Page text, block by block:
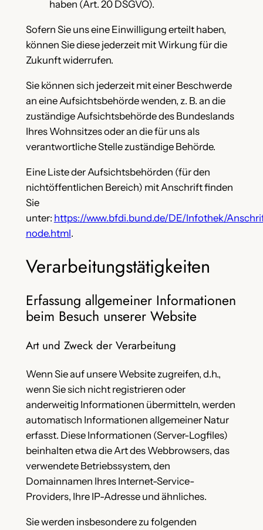
haben (Art. 20 DSGVO).
Sofern Sie uns eine Einwilligung erteilt haben,
können Sie diese jederzeit mit Wirkung für die
Zukunft widerrufen.
Sie können sich jederzeit mit einer Beschwerde
an eine Aufsichtsbehörde wenden, z. B. an die
zuständige Aufsichtsbehörde des Bundeslands
Ihres Wohnsitzes oder an die für uns als
verantwortliche Stelle zuständige Behörde.
Eine Liste der Aufsichtsbehörden (für den
nichtöffentlichen Bereich) mit Anschrift finden
Sie
unter: https://www.bfdi.bund.de/DE/Infothek/
node.html.
Verarbeitungstätigkeiten
Erfassung allgemeiner Informationen
beim Besuch unserer Website
Art und Zweck der Verarbeitung
Wenn Sie auf unsere Website zugreifen, d.h.,
wenn Sie sich nicht registrieren oder
anderweitig Informationen übermitteln, werden
automatisch Informationen allgemeiner Natur
erfasst. Diese Informationen (Server-Logfiles)
beinhalten etwa die Art des Webbrowsers, das
verwendete Betriebssystem, den
Domainnamen Ihres Internet-Service-
Providers, Ihre IP-Adresse und ähnliches.
Sie werden insbesondere zu folgenden